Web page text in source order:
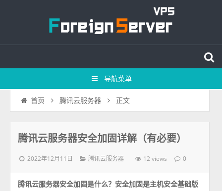
导航菜单
首页 腾讯云服务器 正文
腾讯云服务器安全加固详解（有必要）
2022年12月11日 腾讯云服务器 12 views 0
腾讯云服务器安全加固是什么？安全加固是主机安全基础版